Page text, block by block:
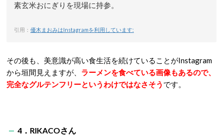
素玄米おにぎりを現場に持参。
引用： 優木まおみはInstagramを利用しています:
その後も、美意識が高い食生活を続けていることがInstagram
から垣間見えますが、 ラーメンを食べている画像もあるので、
完全なグルテンフリーというわけではなさそう です。
4．RIKACOさん